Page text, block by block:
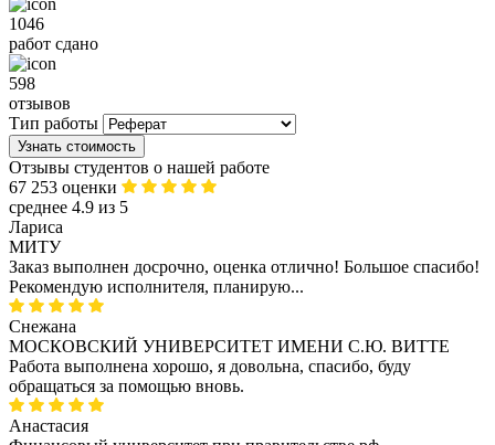
1046
работ сдано
598
отзывов
Тип работы
Узнать стоимость
Отзывы студентов о нашей работе
67 253 оценки
среднее 4.9 из 5
Лариса
МИТУ
Заказ выполнен досрочно, оценка отлично! Большое спасибо!
Рекомендую исполнителя, планирую...
Снежана
МОСКОВСКИЙ УНИВЕРСИТЕТ ИМЕНИ С.Ю. ВИТТЕ
Работа выполнена хорошо, я довольна, спасибо, буду
обращаться за помощью вновь.
Анастасия